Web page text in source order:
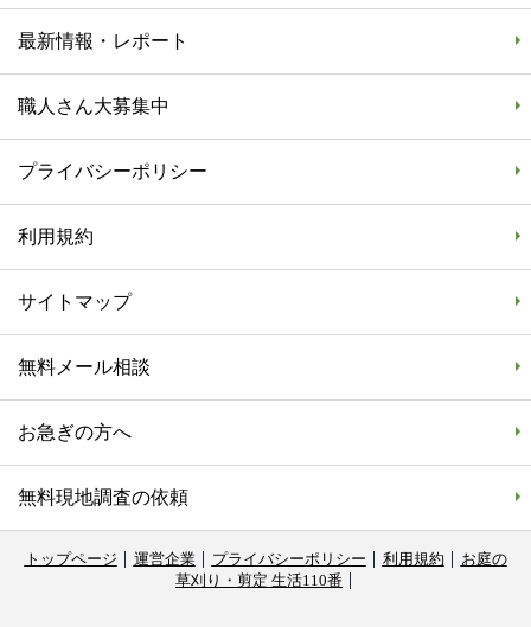
最新情報・レポート
職人さん大募集中
プライバシーポリシー
利用規約
サイトマップ
無料メール相談
お急ぎの方へ
無料現地調査の依頼
トップページ 運営企業 プライバシーポリシー 利用規約
お庭の
草刈り・剪定 生活110番